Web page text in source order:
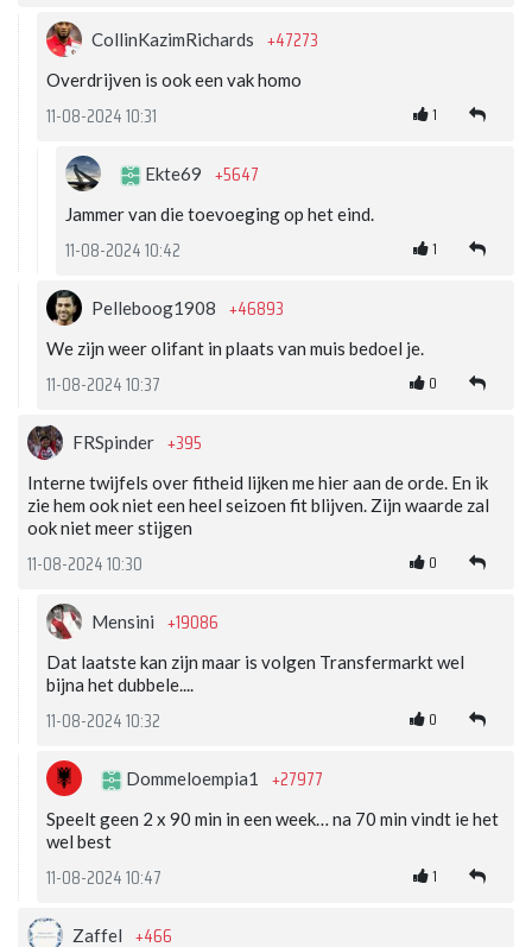
CollinKazimRichards +47273
Overdrijven is ook een vak homo
11-08-2024 10:31 1
Ekte69 +5647
Jammer van die toevoeging op het eind.
11-08-2024 10:42 1
Pelleboog1908 +46893
We zijn weer olifant in plaats van muis bedoel je.
11-08-2024 10:37 0
FRSpinder +395
Interne twijfels over fitheid lijken me hier aan de orde. En ik
zie hem ook niet een heel seizoen fit blijven. Zijn waarde zal
ook niet meer stijgen
11-08-2024 10:30 0
Mensini +19086
Dat laatste kan zijn maar is volgen Transfermarkt wel
bijna het dubbele....
11-08-2024 10:32 0
Dommeloempia1 +27977
Speelt geen 2 x 90 min in een week… na 70 min vindt ie het
wel best
11-08-2024 10:47 1
Zaffel +466